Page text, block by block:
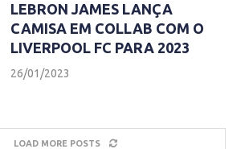
LEBRON JAMES LANÇA
CAMISA EM COLLAB COM O
LIVERPOOL FC PARA 2023
26/01/2023
LOAD MORE POSTS